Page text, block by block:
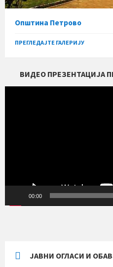
Општина Петрово
ПРЕГЛЕДАЈТЕ ГАЛЕРИЈУ
ВИДЕО ПРЕЗЕНТАЦИЈА
00:00
ЈАВНИ ОГЛАСИ И